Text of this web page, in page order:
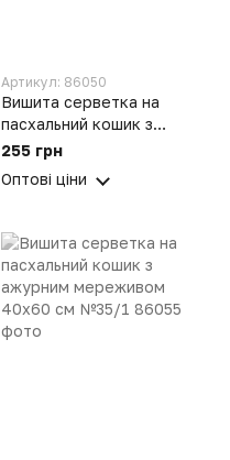
Артикул: 86050
Вишита серветка на
пасхальний кошик з
ажурним мереживом
255 грн
Оптові ціни